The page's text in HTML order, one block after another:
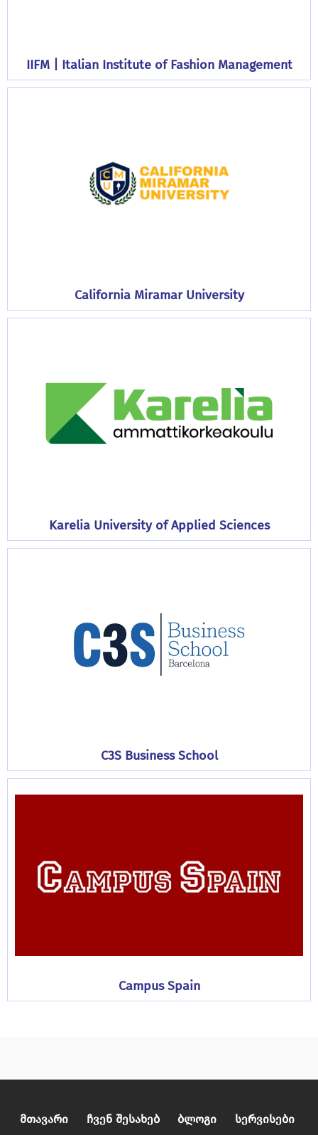
IIFM | Italian Institute of Fashion Management
California Miramar University
Karelia University of Applied Sciences
C3S Business School
Campus Spain
Მთავარი Ჩვენ Შესახებ Ბლოგი
Სერვისები